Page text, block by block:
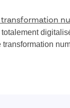
transformation